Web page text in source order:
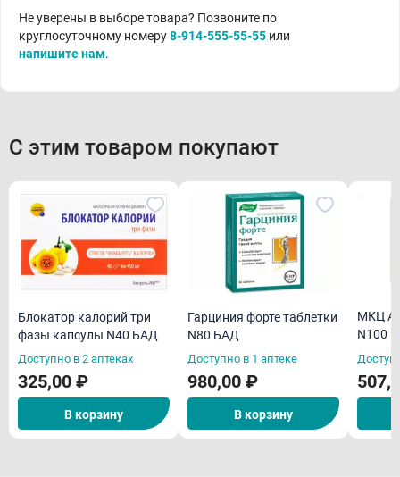
Не уверены в выборе товара? Позвоните по
круглосуточному номеру8-914-555-55-55 или
напишите нам.
С этим товаром покупают
Блокатор калорий три
фазы капсулы N40 БАД
Доступно в 2 аптеках
325,00 ₽
В корзину
Гарциния форте таблетки
N80 БАД
Доступно в 1 аптеке
980,00 ₽
В корзину
МКЦ
N100